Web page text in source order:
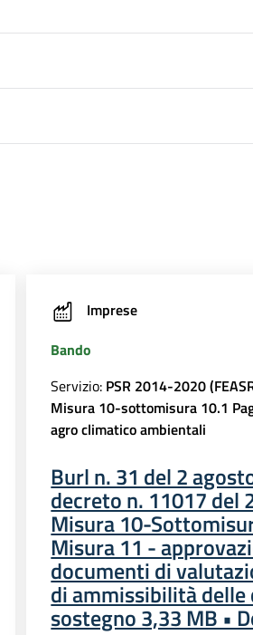
Imprese
Bando
Servizio: PSR 2014-2020
Misura 10-sottomisura 10.1
agro climatico ambientali
Burl n. 31 del 2
decreto n. 11017 del
Misura 10-
Misura 11 -
documenti di
di ammissibilità delle
sostegno 3,33 MB •